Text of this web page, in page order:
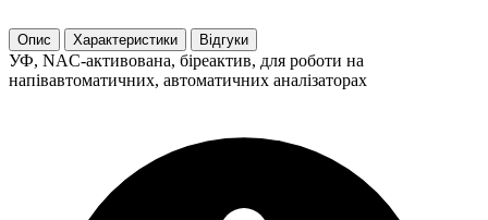
Опис Характеристики Відгуки
УФ, NAC-активована, біреактив, для роботи на
напівавтоматичних, автоматичних аналізаторах